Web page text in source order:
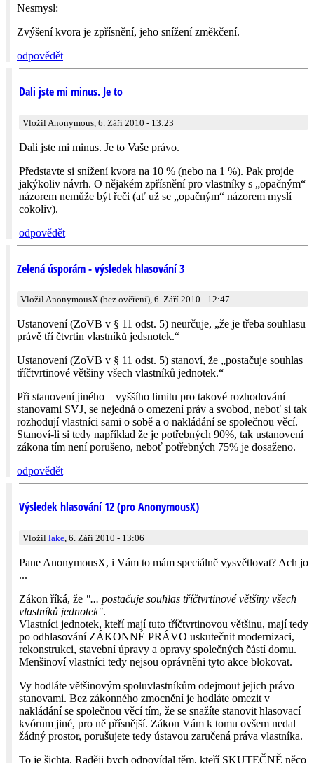
Nesmysl:
Zvýšení kvora je zpřísnění, jeho snížení změkčení.
odpovědět
Dali jste mi minus. Je to
Vložil Anonymous, 6. Září 2010 - 13:23
Dali jste mi minus. Je to Vaše právo.
Představte si snížení kvora na 10 % (nebo na 1 %). Pak projde
jakýkoliv návrh. O nějakém zpřísnění pro vlastníky s „opačným“
názorem nemůže být řeči (ať už se „opačným“ názorem myslí
cokoliv).
odpovědět
Zelená úsporám - výsledek hlasování 3
Vložil AnonymousX (bez ověření), 6. Září 2010 - 12:47
Ustanovení (ZoVB v § 11 odst. 5) neurčuje, „že je třeba souhlasu
právě tří čtvrtin vlastníků jedsnotek.“
Ustanovení (ZoVB v § 11 odst. 5) stanoví, že „postačuje souhlas
tříčtvrtinové většiny všech vlastníků jednotek.“
Při stanovení jiného – vyššího limitu pro takové rozhodování
stanovami SVJ, se nejedná o omezení práv a svobod, neboť si tak
rozhodují vlastníci sami o sobě a o nakládání se společnou věcí.
Stanoví-li si tedy například že je potřebných 90%, tak ustanovení
zákona tím není porušeno, neboť potřebných 75% je dosaženo.
odpovědět
Výsledek hlasování 12 (pro AnonymousX)
Vložil lake , 6. Září 2010 - 13:06
Pane AnonymousX, i Vám to mám speciálně vysvětlovat? Ach jo
...
Zákon říká, že "... postačuje souhlas tříčtvrtinové většiny všech
vlastníků jednotek".
Vlastníci jednotek, kteří mají tuto tříčtvrtinovou většinu, mají tedy
po odhlasování ZÁKONNÉ PRÁVO uskutečnit modernizaci,
rekonstrukci, stavební úpravy a opravy společných částí domu.
Menšinoví vlastníci tedy nejsou oprávněni tyto akce blokovat.
Vy hodláte většinovým spoluvlastníkům odejmout jejich právo
stanovami. Bez zákonného zmocnění je hodláte omezit v
nakládání se společnou věcí tím, že se snažíte stanovit hlasovací
kvórum jiné, pro ně přísnější. Zákon Vám k tomu ovšem nedal
žádný prostor, porušujete tedy ústavou zaručená práva vlastníka.
To je šichta. Raději bych odpovídal těm, kteří SKUTEČNĚ něco